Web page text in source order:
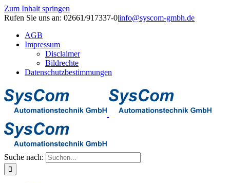
Zum Inhalt springen
Rufen Sie uns an: 02661/917337-0|info@syscom-gmbh.de
AGB
Impressum
Disclaimer
Bildrechte
Datenschutzbestimmungen
Suche nach: